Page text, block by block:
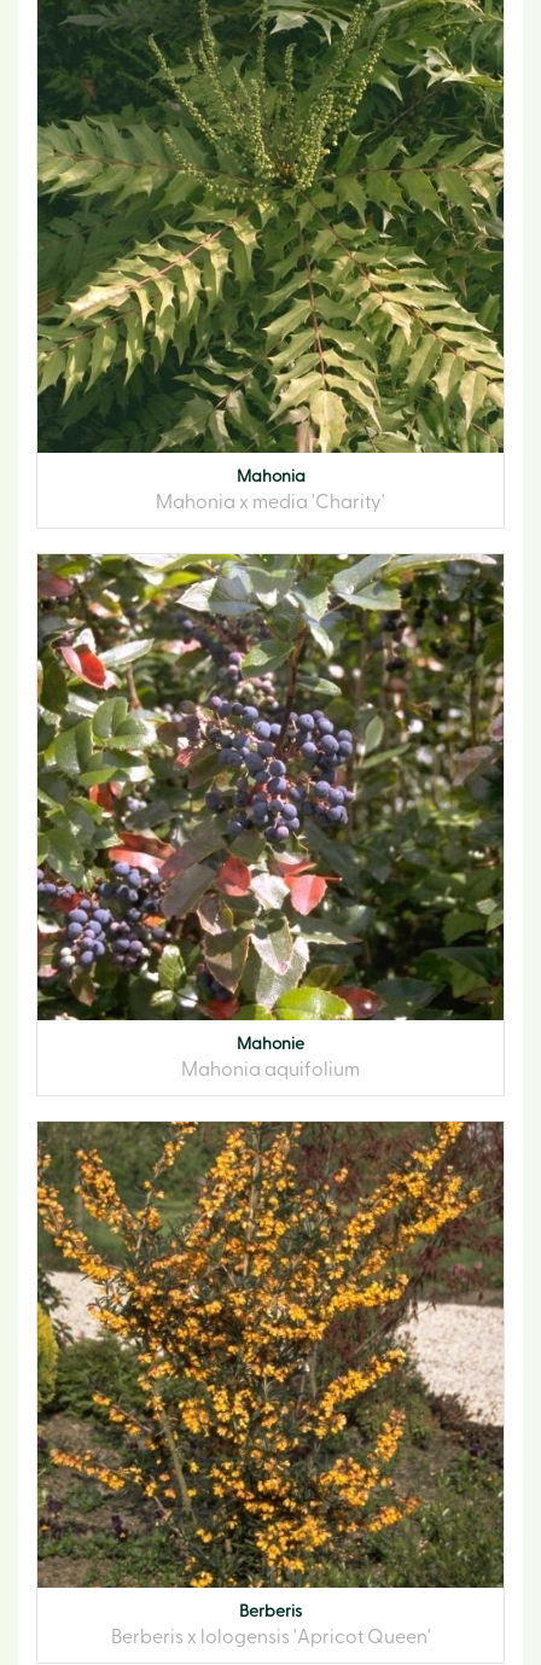
Mahonia
Mahonia x media 'Charity'
Mahonie
Mahonia aquifolium
Berberis
Berberis x lologensis 'Apricot Queen'